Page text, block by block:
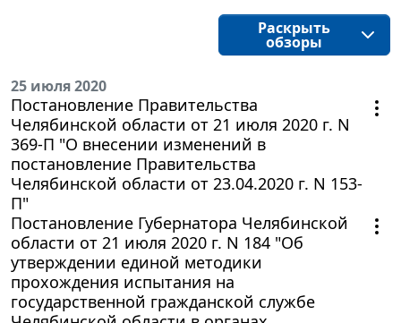
Раскрыть
обзоры
25 июля 2020
Постановление Правительства
Челябинской области от 21 июля 2020 г. N
369-П "О внесении изменений в
постановление Правительства
Челябинской области от 23.04.2020 г. N 153-
П"
Постановление Губернатора Челябинской
области от 21 июля 2020 г. N 184 "Об
утверждении единой методики
прохождения испытания на
государственной гражданской службе